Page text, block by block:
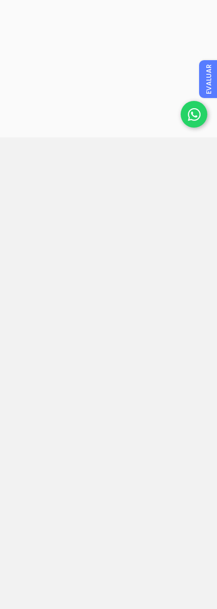
EVALUAR